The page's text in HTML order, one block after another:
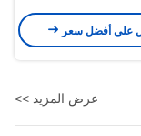
على أفضل سعر
عرض المزيد >>